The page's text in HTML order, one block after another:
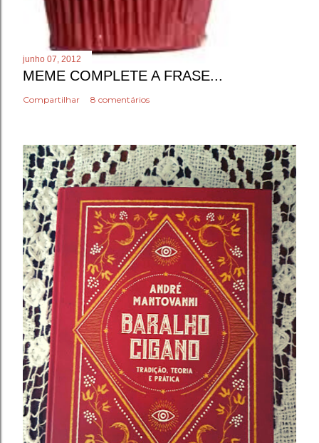
junho 07, 2012
MEME COMPLETE A FRASE...
Compartilhar 8 comentários